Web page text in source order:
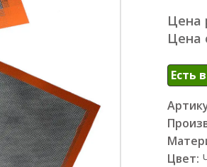
Цена
Цена
Есть
Цвет: